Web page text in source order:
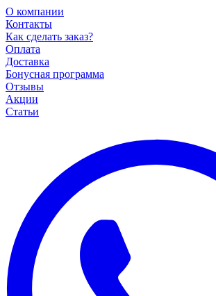
О компании
Контакты
Как сделать заказ?
Оплата
Доставка
Бонусная программа
Отзывы
Акции
Статьи